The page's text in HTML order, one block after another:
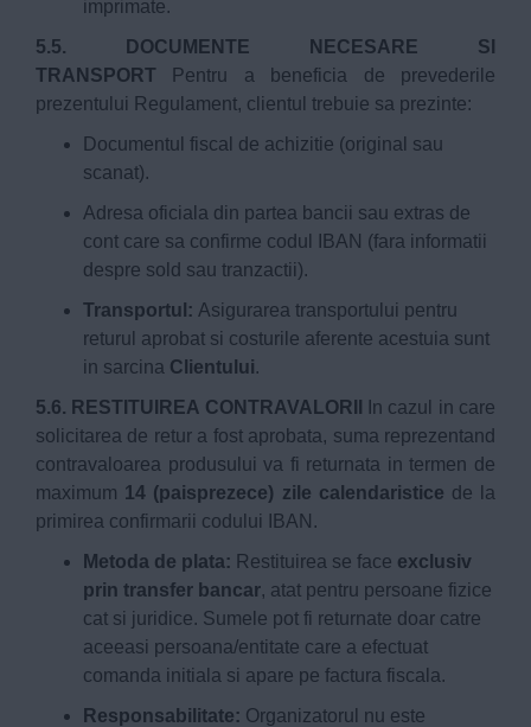
imprimate.
5.5. DOCUMENTE NECESARE SI
TRANSPORT Pentru a beneficia de prevederile
prezentului Regulament, clientul trebuie sa prezinte:
Documentul fiscal de achizitie (original sau
scanat).
Adresa oficiala din partea bancii sau extras de
cont care sa confirme codul IBAN (fara informatii
despre sold sau tranzactii).
Transportul: Asigurarea transportului pentru
returul aprobat si costurile aferente acestuia sunt
in sarcina Clientului.
5.6. RESTITUIREA CONTRAVALORII
In cazul in care
solicitarea de retur a fost aprobata, suma reprezentand
contravaloarea produsului va fi returnata in termen de
maximum 14 (paisprezece) zile calendaristice de la
primirea confirmarii codului IBAN.
Metoda de plata: Restituirea se face exclusiv
prin transfer bancar, atat pentru persoane fizice
cat si juridice. Sumele pot fi returnate doar catre
aceeasi persoana/entitate care a efectuat
comanda initiala si apare pe factura fiscala.
Responsabilitate: Organizatorul nu este